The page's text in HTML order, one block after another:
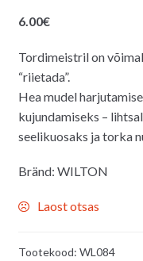
6.00€
Tordimeistril on
“riietada”.
Hea mudel
kujundamiseks –
seelikuosaks ja torka
Bränd: WILTON
Laost otsas
Tootekood: WL084